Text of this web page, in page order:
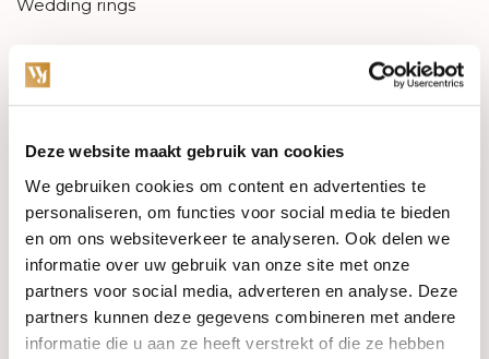
Deze website maakt gebruik van cookies
We gebruiken cookies om content en advertenties te
personaliseren, om functies voor social media te bieden
en om ons websiteverkeer te analyseren. Ook delen we
informatie over uw gebruik van onze site met onze
partners voor social media, adverteren en analyse. Deze
partners kunnen deze gegevens combineren met andere
informatie die u aan ze heeft verstrekt of die ze hebben
Wedding rings
PRE-OWNED
Luxury Accessories
Maatwerk
Gents Jewelry
SALE
Information